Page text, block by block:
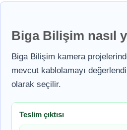
Biga Bilişim nasıl
Biga Bilişim kamera
mevcut kablolamayı
olarak seçilir.
Teslim çıktısı